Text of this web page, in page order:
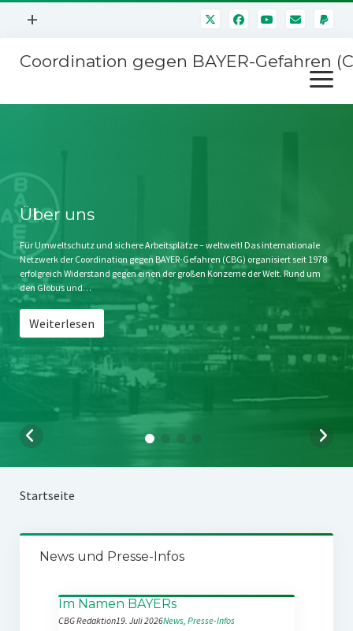
Menü
+
Mitmachen
Kontakt
Impressum
Störfälle
Coordination gegen BAYER-Gefahren
Menü
öffnen
Stichwort BAYER
Jahrestagung
SPENDEN
Über uns
Für Umweltschutz und sichere Arbeitsplätze – weltweit! Das internationale
Netzwerk der Coordination gegen BAYER-Gefahren (CBG) organisiert seit 1978
erfolgreich Widerstand gegen einen der großen Konzerne der Welt. Rund um
den Globus und…
Weiterlesen
Startseite
News und Presse-Infos
Im Namen BAYERs
CBG Redaktion19. Juli 2026News, Presse-Infos